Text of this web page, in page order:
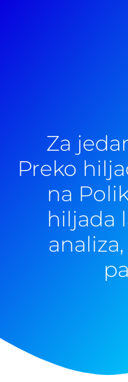
Za
Preko
na
hiljada